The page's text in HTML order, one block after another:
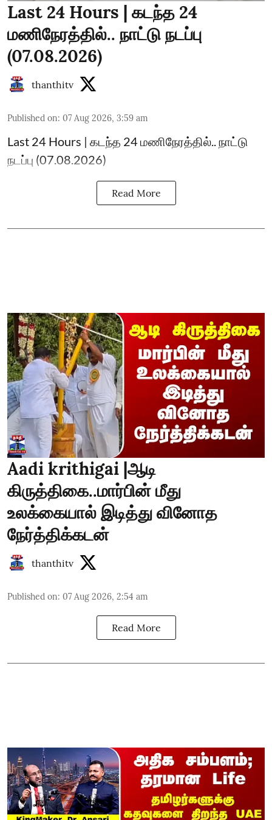
Last 24 Hours | கடந்த 24
மணிநேரத்தில்.. நாட்டு நடப்பு
(07.08.2026)
thanthitv
Published on: 07 Aug 2026, 3:59 am
Last 24 Hours | கடந்த 24 மணிநேரத்தில்.. நாட்டு
நடப்பு (07.08.2026)
Read More
Aadi krithigai |ஆடி
கிருத்திகை..மார்பின் மீது
உலக்கையால் இடித்து வினோத
நேர்த்திக்கடன்
thanthitv
Published on: 07 Aug 2026, 2:54 am
Read More